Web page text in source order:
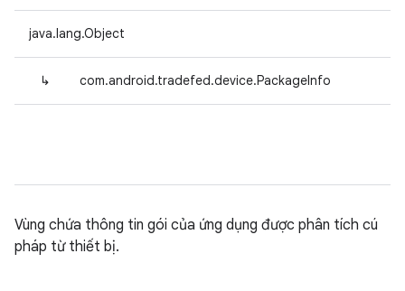
java.lang.Object
↳ com.android.tradefed.device.PackageInfo
Vùng chứa thông tin gói của ứng dụng được phân tích cú
pháp từ thiết bị.